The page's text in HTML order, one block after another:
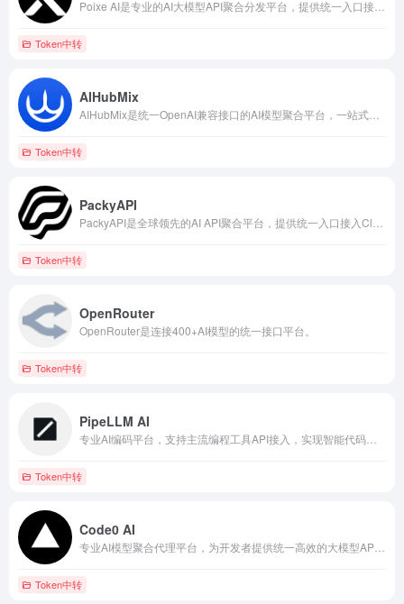
Token中转
AIHubMix
Token中转
PackyAPI
Token中转
OpenRouter
OpenRouter是连接400+AI模型的统一接口平台。
Token中转
PipeLLM AI
Token中转
Code0 AI
Token中转